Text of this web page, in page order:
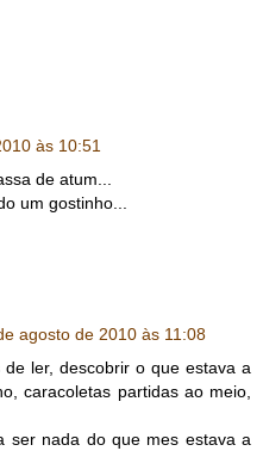
às 10:51
de atum...
um gostinho...
agosto de 2010 às 11:08
ler, descobrir o que estava a
caracoletas partidas ao meio,
ser nada do que mes estava a